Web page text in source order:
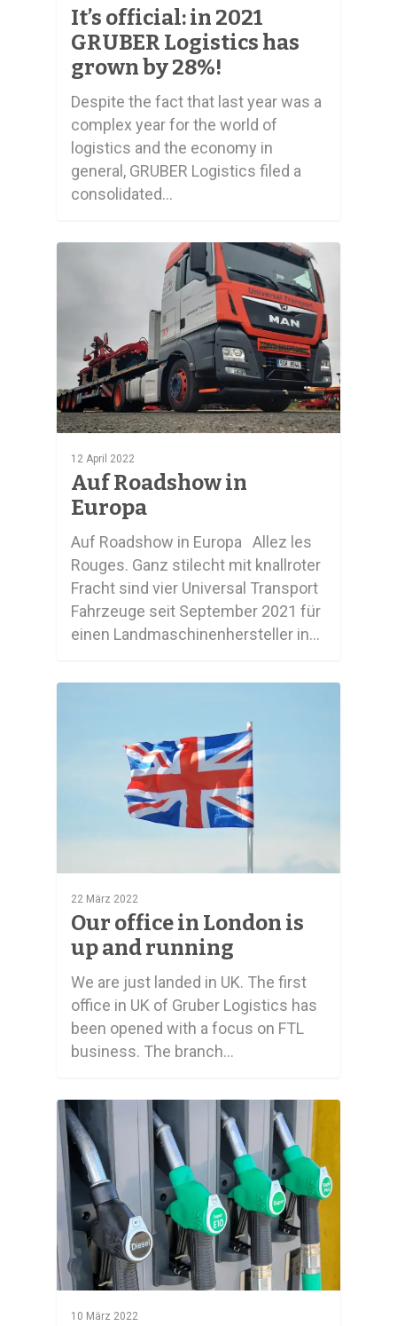
It’s official: in 2021
GRUBER Logistics has
grown by 28%!
Despite the fact that last year was a
complex year for the world of
logistics and the economy in
general, GRUBER Logistics filed a
consolidated…
12 April 2022
Auf Roadshow in
Europa
Auf Roadshow in Europa Allez les
Rouges. Ganz stilecht mit knallroter
Fracht sind vier Universal Transport
Fahrzeuge seit September 2021 für
einen Landmaschinenhersteller in…
22 März 2022
Our office in London is
up and running
We are just landed in UK. The first
office in UK of Gruber Logistics has
been opened with a focus on FTL
business. The branch…
10 März 2022
0